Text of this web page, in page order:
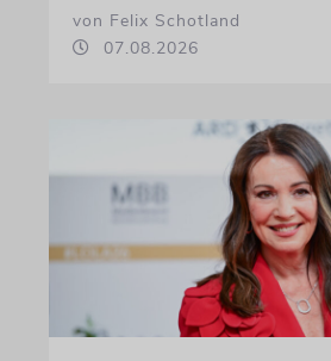
von Felix Schotland
07.08.2026